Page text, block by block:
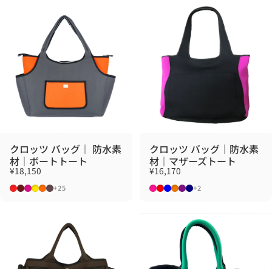
クロッツ バッグ｜ 防水素
材｜ボートトート
¥18,150
レッド
マルーン
ローズ
イエロー
オレンジ
ブラウン
+25
クロッツ バッグ｜防水素
材｜マザーズトート
¥16,170
ブラック×ピンク
ブラック×レッド
ブラック×ブルー
ブラック×オレンジ
BLACKxPURPLE
ブラック×ネイビー
+2